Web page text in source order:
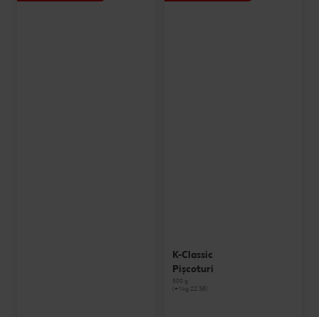
K-Classic
Pișcoturi
500 g
(=1 kg 22.38)